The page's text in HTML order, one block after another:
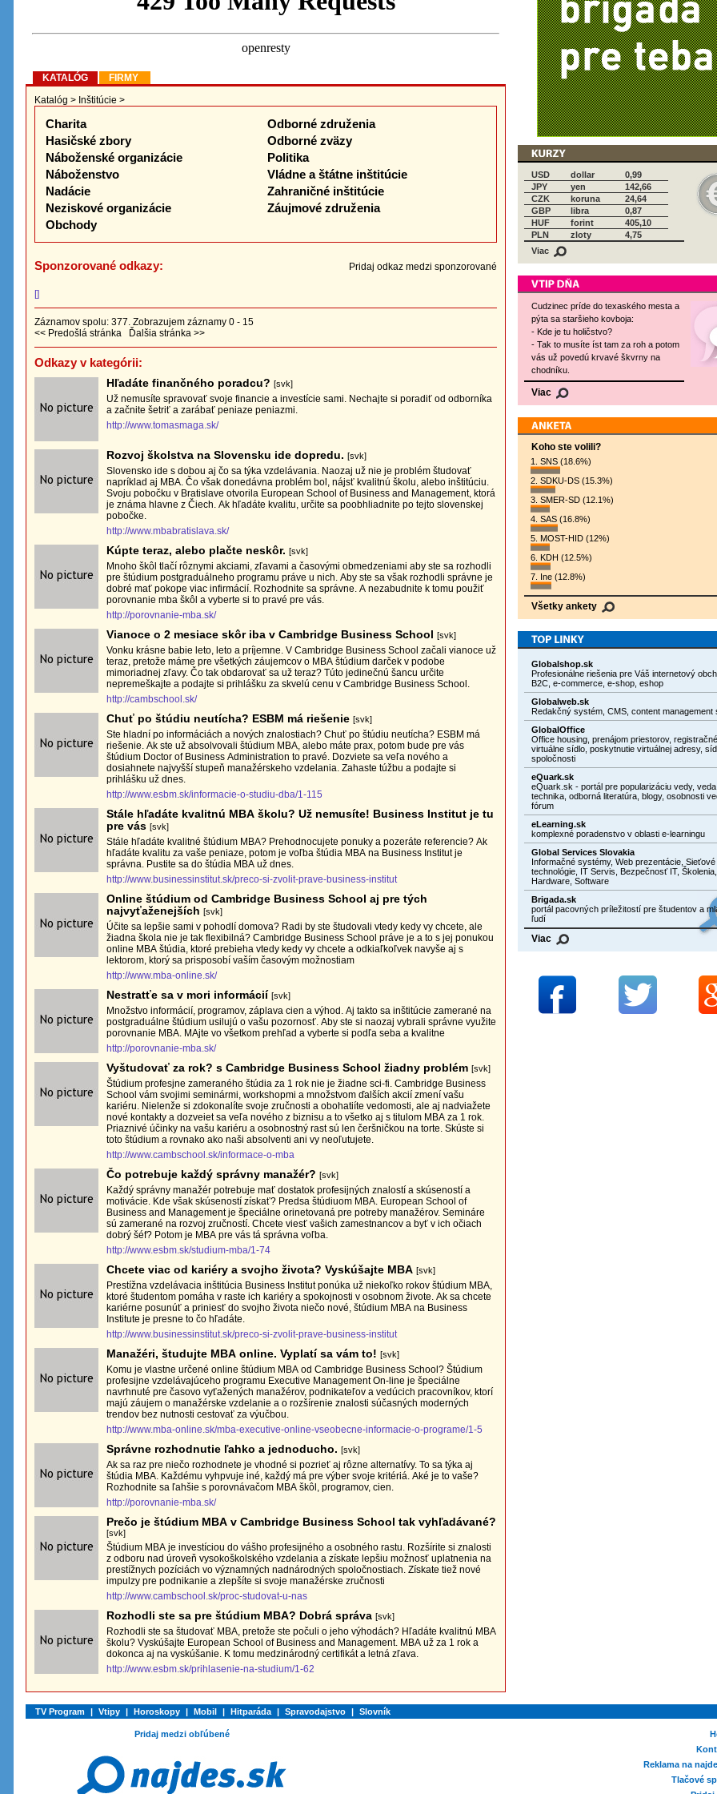
KATALÓG
FIRMY
Katalóg > Inštitúcie >
Charita
Odborné združenia
Hasičské zbory
Odborné zväzy
Náboženské organizácie
Politika
Náboženstvo
Vládne a štátne inštitúcie
Nadácie
Zahraničné inštitúcie
Neziskové organizácie
Záujmové združenia
Obchody
Sponzorované odkazy: Pridaj odkaz medzi sponzorované
[]
Záznamov spolu: 377. Zobrazujem záznamy 0 - 15
<< Predošlá stránka
Ďalšia stránka >>
Odkazy v kategórii:
Hľadáte finančného poradcu? [svk]
Už nemusíte spravovať svoje financie a investície sami. Nechajte si poradiť od odborníka
a začnite šetriť a zarábať peniaze peniazmi.
http://www.tomasmaga.sk/
Rozvoj školstva na Slovensku ide dopredu. [svk]
Slovensko ide s dobou aj čo sa týka vzdelávania. Naozaj už nie je problém študovať
napríklad aj MBA. Čo však donedávna problém bol, nájsť kvalitnú školu, alebo inštitúciu.
Svoju pobočku v Bratislave otvorila European School of Business and Management, ktorá
je známa hlavne z Čiech. Ak hľadáte kvalitu, určite sa poobhliadnite po tejto slovenskej
pobočke.
http://www.mbabratislava.sk/
Kúpte teraz, alebo plačte neskôr. [svk]
Mnoho škôl tlačí rôznymi akciami, zľavami a časovými obmedzeniami aby ste sa rozhodli
pre štúdium postgraduálneho programu práve u nich. Aby ste sa však rozhodli správne je
dobré mať pokope viac infirmácií. Rozhodnite sa správne. A nezabudnite k tomu použiť
porovnanie mba škôl a vyberte si to pravé pre vás.
http://porovnanie-mba.sk/
Vianoce o 2 mesiace skôr iba v Cambridge Business School [svk]
Vonku krásne babie leto, leto a príjemne. V Cambridge Business School začali vianoce už
teraz, pretože máme pre všetkých záujemcov o MBA štúdium darček v podobe
mimoriadnej zľavy. Čo tak obdarovať sa už teraz? Túto jedinečnú šancu určite
nepremeškajte a podajte si prihlášku za skvelú cenu v Cambridge Business School.
http://cambschool.sk/
Chuť po štúdiu neutícha? ESBM má riešenie [svk]
Ste hladní po informáciách a nových znalostiach? Chuť po štúdiu neutícha? ESBM má
riešenie. Ak ste už absolvovali štúdium MBA, alebo máte prax, potom bude pre vás
štúdium Doctor of Business Administration to pravé. Dozviete sa veľa nového a
dosiahnete najvyšší stupeň manažérskeho vzdelania. Zahaste túžbu a podajte si
prihlášku už dnes.
http://www.esbm.sk/informacie-o-studiu-dba/1-115
Stále hľadáte kvalitnú MBA školu? Už nemusíte! Business Institut je tu
pre vás [svk]
Stále hľadáte kvalitné štúdium MBA? Prehodnocujete ponuky a pozeráte referencie? Ak
hľadáte kvalitu za vaše peniaze, potom je voľba štúdia MBA na Business Institut je
správna. Pustite sa do štúdia MBA už dnes.
http://www.businessinstitut.sk/preco-si-zvolit-prave-business-institut
Online štúdium od Cambridge Business School aj pre tých
najvyťaženejších [svk]
Účite sa lepšie sami v pohodlí domova? Radi by ste študovali vtedy kedy vy chcete, ale
žiadna škola nie je tak flexibilná? Cambridge Business School práve je a to s jej ponukou
online MBA štúdia, ktoré prebieha vtedy kedy vy chcete a odkiaľkoľvek navyše aj s
lektorom, ktorý sa prisposobí vaším časovým možnostiam
http://www.mba-online.sk/
Nestratťe sa v mori informácií [svk]
Množstvo informácií, programov, záplava cien a výhod. Aj takto sa inštitúcie zamerané na
postgraduálne štúdium usilujú o vašu pozornosť. Aby ste si naozaj vybrali správne využite
porovnanie MBA. MAjte vo všetkom prehľad a vyberte si podľa seba a kvalitne
http://porovnanie-mba.sk/
Vyštudovať za rok? s Cambridge Business School žiadny problém [svk]
Štúdium profesjne zameraného štúdia za 1 rok nie je žiadne sci-fi. Cambridge Business
School vám svojimi seminármi, workshopmi a množstvom ďalších akcií zmení vašu
kariéru. Nielenže si zdokonalíte svoje zručnosti a obohatiíte vedomosti, ale aj nadviažete
nové kontakty a dozveiet sa veľa nového z biznisu a to všetko aj s titulom MBA za 1 rok.
Priaznivé účinky na vašu kariéru a osobnostný rast sú len čeršničkou na torte. Skúste si
toto štúdium a rovnako ako naši absolventi ani vy neoľutujete.
http://www.cambschool.sk/informace-o-mba
Čo potrebuje každý správny manažér? [svk]
Každý správny manažér potrebuje mať dostatok profesijných znalostí a skúseností a
motivácie. Kde však skúseností získať? Predsa štúdiuom MBA. European School of
Business and Management je špeciálne orinetovaná pre potreby manažérov. Semináre
sú zamerané na rozvoj zručností. Chcete viesť vašich zamestnancov a byť v ich očiach
dobrý šéf? Potom je MBA pre vás tá správna voľba.
http://www.esbm.sk/studium-mba/1-74
Chcete viac od kariéry a svojho života? Vyskúšajte MBA [svk]
Prestížna vzdelávacia inštitúcia Business Institut ponúka už niekoľko rokov štúdium MBA,
ktoré študentom pomáha v raste ich kariéry a spokojnosti v osobnom živote. Ak sa chcete
kariérne posunúť a priniesť do svojho života niečo nové, štúdium MBA na Business
Institute je presne to čo hľadáte.
http://www.businessinstitut.sk/preco-si-zvolit-prave-business-institut
Manažéri, študujte MBA online. Vyplatí sa vám to! [svk]
Komu je vlastne určené online štúdium MBA od Cambridge Business School? Štúdium
profesijne vzdelávajúceho programu Executive Management On-line je špeciálne
navrhnuté pre časovo vyťažených manažérov, podnikateľov a vedúcich pracovníkov, ktorí
majú záujem o manažérske vzdelanie a o rozšírenie znalosti súčasných moderných
trendov bez nutnosti cestovať za výučbou.
http://www.mba-online.sk/mba-executive-online-vseobecne-informacie-o-programe/1-5
Správne rozhodnutie ľahko a jednoducho. [svk]
Ak sa raz pre niečo rozhodnete je vhodné si pozrieť aj rôzne alternatívy. To sa týka aj
štúdia MBA. Každému vyhpvuje iné, každý má pre výber svoje kritériá. Aké je to vaše?
Rozhodnite sa ľahšie s porovnávačom MBA škôl, programov, cien.
http://porovnanie-mba.sk/
Prečo je štúdium MBA v Cambridge Business School tak vyhľadávané?
[svk]
Štúdium MBA je investíciou do vášho profesijného a osobného rastu. Rozšírite si znalosti
z odboru nad úroveň vysokoškolského vzdelania a získate lepšiu možnosť uplatnenia na
prestížnych pozíciách vo významných nadnárodných spoločnostiach. Získate tiež nové
impulzy pre podnikanie a zlepšíte si svoje manažérske zručnosti
http://www.cambschool.sk/proc-studovat-u-nas
Rozhodli ste sa pre štúdium MBA? Dobrá správa [svk]
Rozhodli ste sa študovať MBA, pretože ste počuli o jeho výhodách? Hľadáte kvalitnú MBA
školu? Vyskúšajte European School of Business and Management. MBA už za 1 rok a
dokonca aj na vyskúšanie. K tomu medzinárodný certifikát a letná zľava.
http://www.esbm.sk/prihlasenie-na-studium/1-62
USD dollar
0,99
JPY
yen
142,66
CZK
koruna
24,64
GBP
libra
0,87
HUF
forint
405,10
PLN
zloty
4,75
Viac
Cudzinec príde do texaského mesta a
pýta sa staršieho kovboja:
- Kde je tu holičstvo?
- Tak to musíte íst tam za roh a potom
vás už povedú krvavé škvrny na
chodníku.
Viac
Koho ste volili?
1. SNS (18.6%)
2. SDKU-DS (15.3%)
3. SMER-SD (12.1%)
4. SAS (16.8%)
5. MOST-HID (12%)
6. KDH (12.5%)
7. Ine (12.8%)
Všetky ankety
Globalshop.sk
Profesionálne riešenia pre Váš internetový
B2C, e-commerce, e-shop, eshop
Globalweb.sk
Redakčný systém, CMS, content management
GlobalOffice
Office housing, prenájom priestorov,
virtuálne sídlo, poskytnutie virtuálnej adresy,
spoločnosti
eQuark.sk
eQuark.sk - portál pre popularizáciu vedy, veda,
technika, odborná literatúra, blogy, osobnosti
fórum
eLearning.sk
komplexné poradenstvo v oblasti e-learningu
Global Services Slovakia
Informačné systémy, Web prezentácie, Sieťové
technológie, IT Servis, Bezpečnosť IT, Školenia,
Hardware, Software
Brigada.sk
portál pacovných príležitostí pre študentov a
ľudí
Viac
TV Program | Vtipy | Horoskopy | Mobil | Hitparáda | Spravodajstvo | Slovník
Reklama na
Tlačové
Pridaj medzi obľúbené